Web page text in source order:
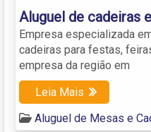
Aluguel de cadeiras
Empresa especializada
cadeiras para festas,
empresa da região em
Leia Mais
Aluguel de Mesas e